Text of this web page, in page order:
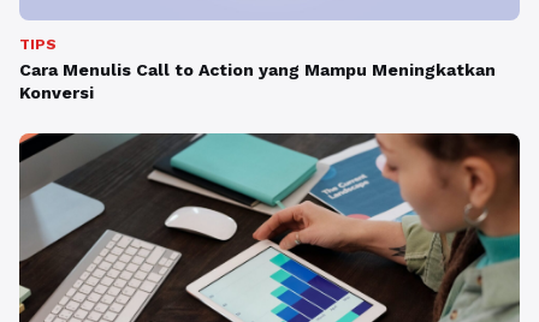
TIPS
Cara Menulis Call to Action yang Mampu Meningkatkan
Konversi